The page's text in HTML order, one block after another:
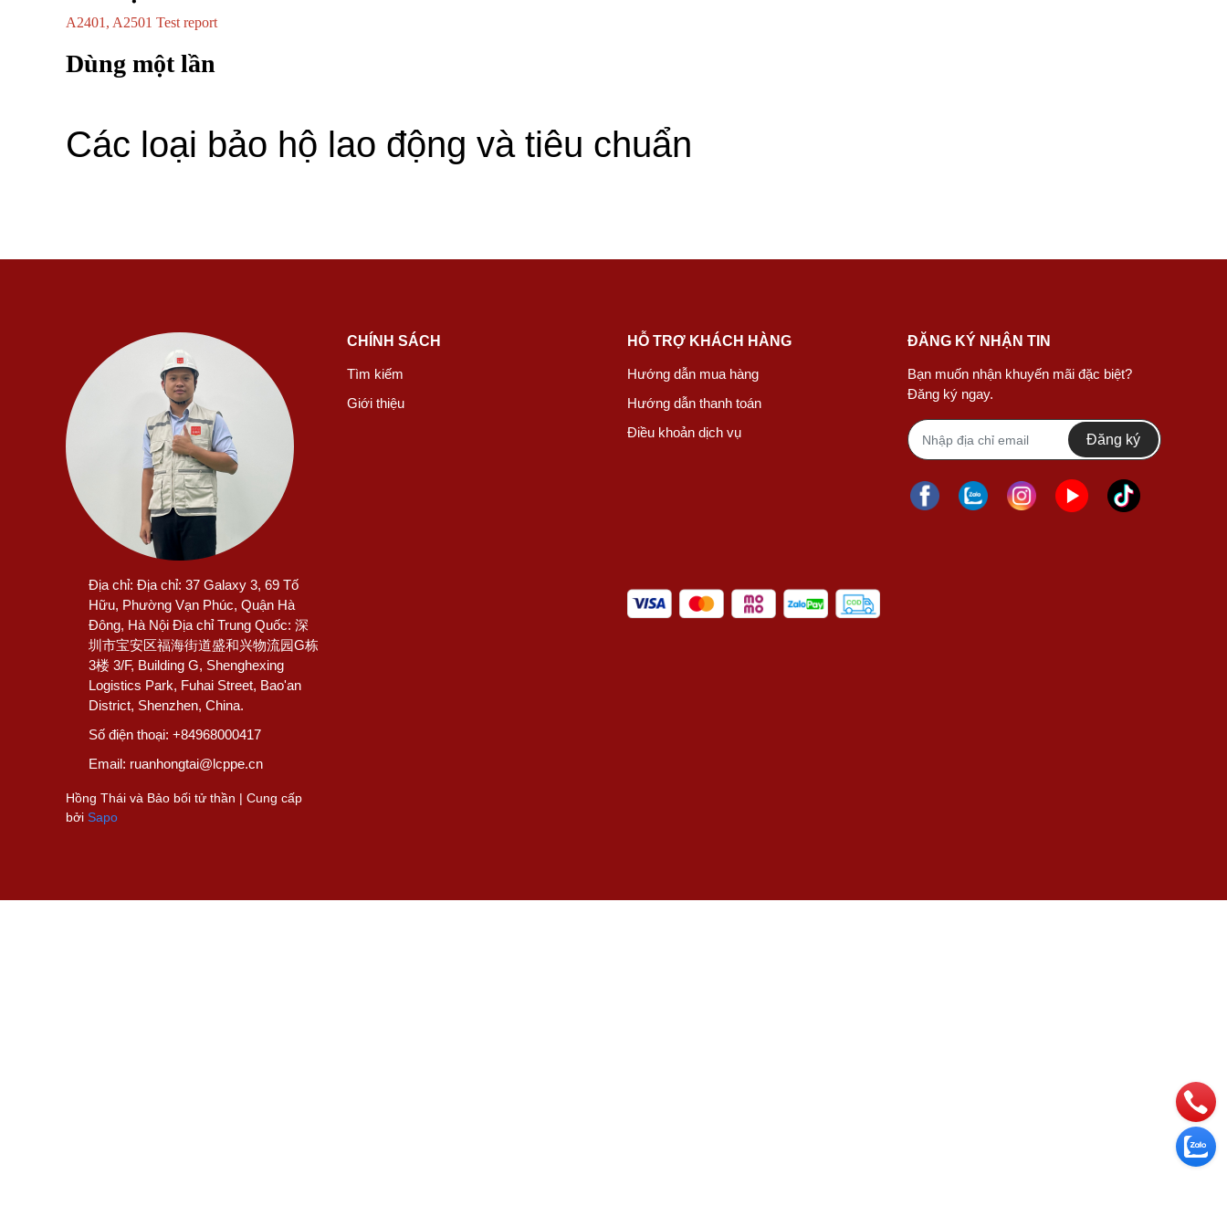
A2401, A2501 Test report
Dùng một lần
Các loại bảo hộ lao động và tiêu chuẩn
Địa chỉ: Địa chỉ: 37 Galaxy 3, 69 Tố
Hữu, Phường Vạn Phúc, Quận Hà
Đông, Hà Nội Địa chỉ Trung Quốc: 深
圳市宝安区福海街道盛和兴物流园G栋
3楼 3/F, Building G, Shenghexing
Logistics Park, Fuhai Street, Bao'an
District, Shenzhen, China.
Số điện thoại: +84968000417
Email: ruanhongtai@lcppe.cn
Hồng Thái và Bảo bối tử thần | Cung cấp
bởi Sapo
CHÍNH SÁCH
Tìm kiếm
Giới thiệu
HỖ TRỢ KHÁCH HÀNG
Hướng dẫn mua hàng
Hướng dẫn thanh toán
Điều khoản dịch vụ
ĐĂNG KÝ NHẬN TIN
Bạn muốn nhận khuyến mãi đặc biệt?
Đăng ký ngay.
Đăng ký